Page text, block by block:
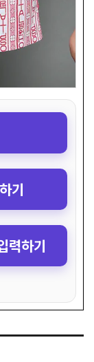
기
력하기